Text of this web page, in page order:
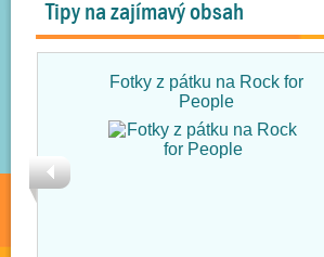
Tipy na zajímavý obsah
Fotky z pátku na Rock for
People